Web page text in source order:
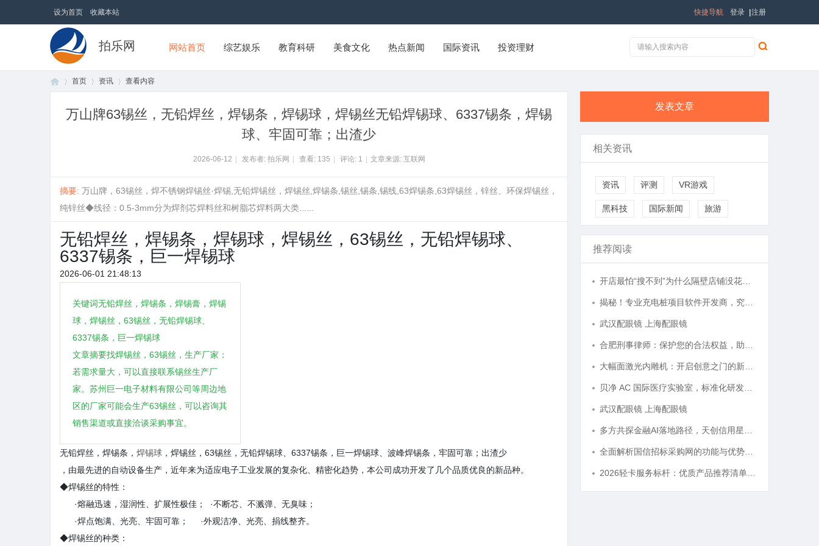
设为首页 收藏本站 登录 注册
快捷导航
拍乐网 网站首页 综艺娱乐 教育科研 美食文化 热点新闻 国际资讯 投资理财
首页 资讯 查看内容
万山牌63锡丝，无铅焊丝，焊锡条，焊锡球，焊锡丝无铅焊锡球、6337锡条，焊锡
球、牢固可靠；出渣少
2026-06-12 发布者: 拍乐网 查看: 135 评论: 1 文章来源: 互联网
摘要: 万山牌，63锡丝，焊不锈钢焊锡丝·焊锡,无铅焊锡丝，焊锡丝,焊锡条,锡丝,锡条,锡线,63焊锡条,63焊锡丝，锌丝、环保焊锡丝，
纯锌丝◆线径：0.5-3mm分为焊剂芯焊料丝和树脂芯焊料两大类......
无铅焊丝，焊锡条，焊锡球，焊锡丝，63锡丝，无铅焊锡球、
6337锡条，巨一焊锡球
2026-06-01 21:48:13
关键词无铅焊丝，焊锡条，焊锡膏，焊锡
球，焊锡丝，63锡丝，无铅焊锡球、
6337锡条，巨一焊锡球
文章摘要找焊锡丝，63锡丝，生产厂家：
若需求量大，可以直接联系锡丝生产厂
家。苏州巨一电子材料有限公司等周边地
区的厂家可能会生产63锡丝，可以咨询其
销售渠道或直接洽谈采购事宜。
无铅焊丝，焊锡条， 焊锡球 ，焊锡丝，63锡丝，无铅焊锡球、6337锡条，巨一焊锡球、波峰焊锡条，牢固可靠；出渣少
，由最先进的自动设备生产，近年来为适应电子工业发展的复杂化、精密化趋势，本公司成功开发了几个品质优良的新品种。
◆焊锡丝的特性：
·熔融迅速，湿润性、扩展性极佳； ·不断芯、不溅弹、无臭味；
·焊点饱满、光亮、牢固可靠； ·外观洁净、光亮、捐线整齐。
◆焊锡丝的种类：
发表文章
相关资讯
资讯 评测 VR游戏
黑科技 国际新闻 旅游
推荐阅读
武汉配眼镜 上海配眼镜
武汉配眼镜 上海配眼镜